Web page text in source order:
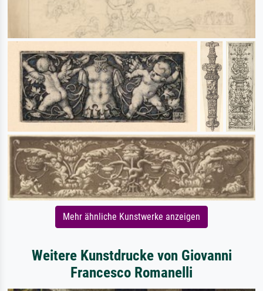
Mehr ähnliche Kunstwerke anzeigen
Weitere Kunstdrucke von Giovanni
Francesco Romanelli